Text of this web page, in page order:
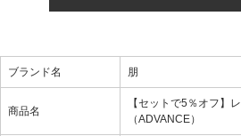
ブランド名 朋
商品名
【セットで5％オフ】
（ADVANCE）